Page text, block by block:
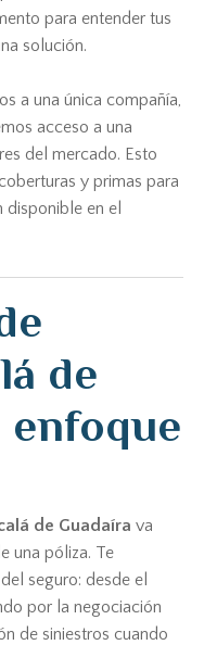
para entender tus
solución.
a una única compañía,
acceso a una
del mercado. Esto
y primas para
en el
de
enfoque
de Guadaíra va
una póliza. Te
seguro: desde el
por la negociación
de siniestros cuando